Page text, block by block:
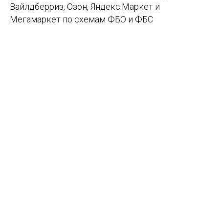
Вайлдберриз, Озон, Яндекс.Маркет и
Мегамаркет по схемам ФБО и ФБС